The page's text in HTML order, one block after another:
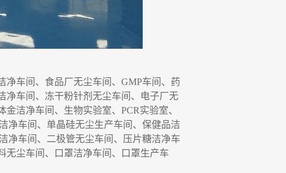
车间、食品厂无尘车间、 GMP车间、药
净车间 、 冻干粉针剂无尘车间 、
电子厂无
洁净车间、生物实验室、 PCR实验室、
净车间、单晶硅无尘生产车间 、保健品洁
净车间、二极管无尘车间、压片糖洁净车
无尘车间、口罩洁净车间、口罩生产车